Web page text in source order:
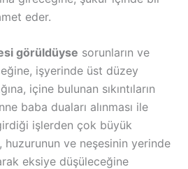
eder.
görüldüyse sorunların ve
işyerinde üst düzey
içine bulunan sıkıntıların
baba duaları alınması ile
işlerden çok büyük
huzurunun ve neşesinin yerinde
eksiye düşüleceğine